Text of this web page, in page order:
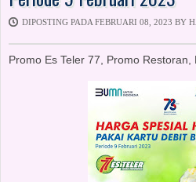
DIPOSTING PADA FEBRUARI 08, 2023 BY
Promo Es Teler 77, Promo Restoran,